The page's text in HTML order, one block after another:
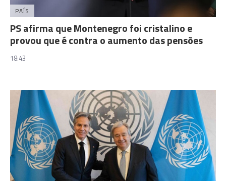
PAÍS
PS afirma que Montenegro foi cristalino e
provou que é contra o aumento das pensões
18:43